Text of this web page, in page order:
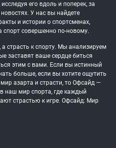
его вдоль и поперек, за
У нас вы найдете
и истории о спортсменах,
спорт совершенно по-новому.
страсть к спорту. Мы анализируем
заставят ваше сердце биться
этим с вами. Если вы истинный
больше, если вы хотите ощутить
азарта и страсти, то Офсайд —
наш мир спорта, где каждый
страстью к игре. Офсайд: Мир